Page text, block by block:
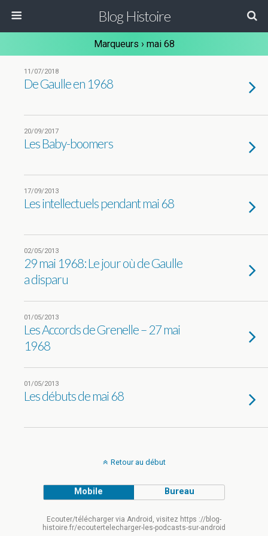
Blog Histoire
Marqueurs › mai 68
11/07/2018
De Gaulle en 1968
20/09/2017
Les Baby-boomers
17/09/2013
Les intellectuels pendant mai 68
02/05/2013
29 mai 1968: Le jour où de Gaulle
a disparu
01/05/2013
Les Accords de Grenelle – 27 mai
1968
01/05/2013
Les débuts de mai 68
Retour au début
Mobile Bureau
Ecouter/télécharger via Android, visitez https ://blog-
histoire.fr/ecoutertelecharger-les-podcasts-sur-android